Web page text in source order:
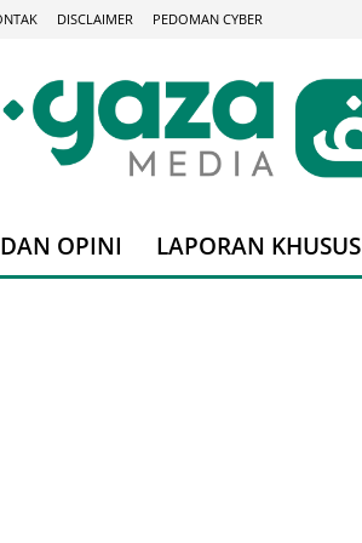
DISCLAIMER PEDOMAN CYBER
OPINI LAPORAN KHUSUS